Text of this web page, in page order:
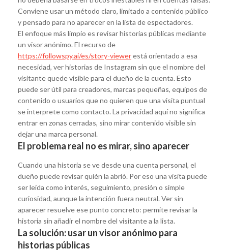
Conviene usar un método claro, limitado a contenido público
y pensado para no aparecer en la lista de espectadores.
El enfoque más limpio es revisar historias públicas mediante
un visor anónimo. El recurso de
https://followspy.ai/es/story-viewerestá orientado a esa
necesidad, ver historias de Instagram sin que el nombre del
visitante quede visible para el dueño de la cuenta. Esto
puede ser útil para creadores, marcas pequeñas, equipos de
contenido o usuarios que no quieren que una visita puntual
se interprete como contacto. La privacidad aquí no significa
entrar en zonas cerradas, sino mirar contenido visible sin
dejar una marca personal.
El problema real no es mirar, sino aparecer
Cuando una historia se ve desde una cuenta personal, el
dueño puede revisar quién la abrió. Por eso una visita puede
ser leída como interés, seguimiento, presión o simple
curiosidad, aunque la intención fuera neutral. Ver sin
aparecer resuelve ese punto concreto: permite revisar la
historia sin añadir el nombre del visitante a la lista.
La solución: usar un visor anónimo para
historias públicas